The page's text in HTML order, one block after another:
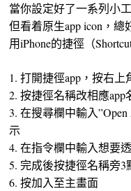
當你設定好了一系列小
但看着原生app icon，
用iPhone的捷徑（
1. 打開捷徑app，按右
2. 按捷徑名稱改相應
3. 在搜尋欄中輸入
示
4. 在指令欄中輸入想要
5. 完成後按捷徑名稱旁3
6. 按加入至主畫面